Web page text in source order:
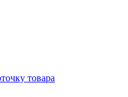
товара